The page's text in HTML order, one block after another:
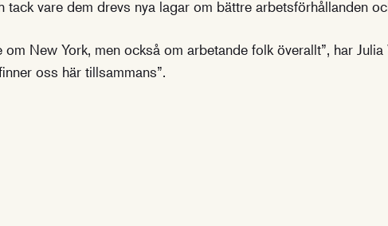
tack vare dem drevs nya lagar om bättre arbetsförhållanden
om New York, men också om arbetande folk överallt”, har
oss här tillsammans”.